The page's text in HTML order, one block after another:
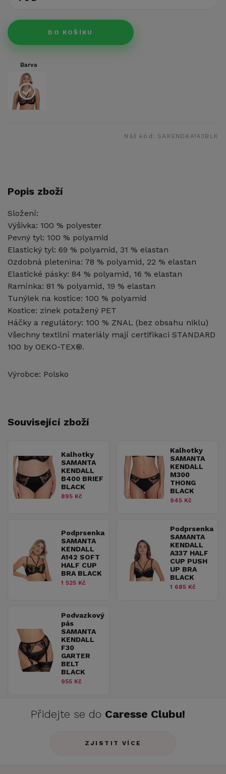
DO KOŠÍKU
Barva
Náš kód: SAKENDAA143BLK
Popis zboží
Složení:
Výšivka: 100 % polyester
Pevný tyl: 100 % polyamid
Elastický tyl: 69 % polyamid, 31 % elastan
Ozdobná pletenina: 78 % polyamid, 22 % elastan
Elastické pásky: 84 % polyamid, 16 % elastan
Ramínka: 81 % polyamid, 19 % elastan
Tunýlek na kostice: 100 % polyamid
Kostice: zinek potažený PET
Háčky a regulátory: 100 % ZNAL (bez obsahu niklu)
Všechny textilní materiály mají certifikaci STANDARD
100 by OEKO-TEX®.
Výrobce: Polsko
Související zboží
Kalhotky
SAMANTA
KENDALL
B400 BRIEF
BLACK
895 Kč
Kalhotky
SAMANTA
KENDALL
M300
THONG
BLACK
945 Kč
Podprsenka
SAMANTA
KENDALL
A142 SOFT
HALF CUP
BRA BLACK
1 525 Kč
Podprsenka
SAMANTA
KENDALL
A337 HALF
CUP PUSH
UP BRA
BLACK
1 685 Kč
Podvazkový
pás
SAMANTA
KENDALL
F30
GARTER
BELT
BLACK
955 Kč
Přidejte se do Caresse Clubu!
ZJISTIT VÍCE